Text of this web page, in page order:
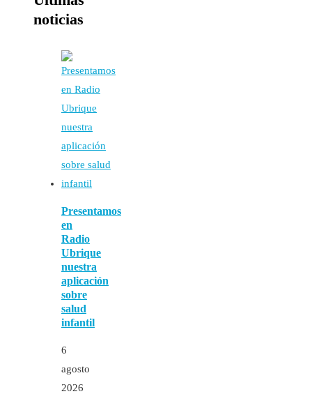
noticias
Presentamos
en
Radio
Ubrique
nuestra
aplicación
sobre
salud
infantil
6
agosto
2026